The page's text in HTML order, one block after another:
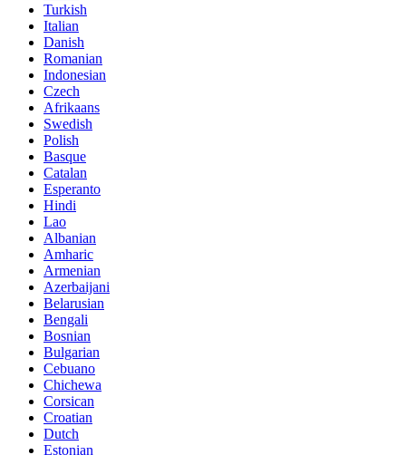
Turkish
Italian
Danish
Romanian
Indonesian
Czech
Afrikaans
Swedish
Polish
Basque
Catalan
Esperanto
Hindi
Lao
Albanian
Amharic
Armenian
Azerbaijani
Belarusian
Bengali
Bosnian
Bulgarian
Cebuano
Chichewa
Corsican
Croatian
Dutch
Estonian